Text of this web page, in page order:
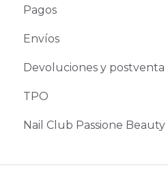
Pedidos y preguntas
Modificar y anular un
Descuentos y códigos
Pagos
Formas de pago
Problemas de pago
Envíos
Plazos y costes
Problemas de entrega
Devoluciones y postventa
Devoluciones y retornos
Asistencia posventa
TPO
Nail Club Passione Beauty